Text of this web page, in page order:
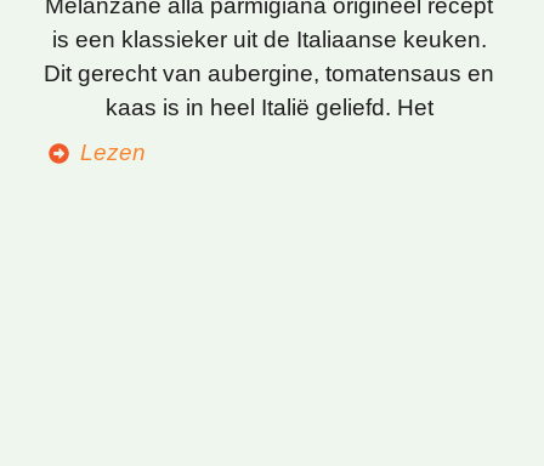
Melanzane alla parmigiana origineel recept
is een klassieker uit de Italiaanse keuken.
Dit gerecht van aubergine, tomatensaus en
kaas is in heel Italië geliefd. Het
Lezen